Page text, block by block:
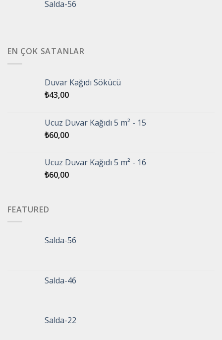
Salda-56
EN ÇOK SATANLAR
Duvar Kağıdı Sökücü
₺43,00
Ucuz Duvar Kağıdı 5 m² - 15
₺60,00
Ucuz Duvar Kağıdı 5 m² - 16
₺60,00
FEATURED
Salda-56
Salda-46
Salda-22